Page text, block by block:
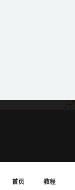
首页 教程